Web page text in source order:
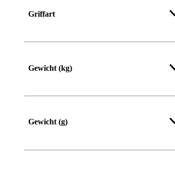
Griffart
Gewicht (kg)
Gewicht (g)